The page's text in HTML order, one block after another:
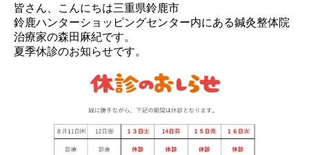
皆さん、こんにちは三重県鈴鹿市
鈴鹿ハンターショッピングセンター内にある鍼灸整体院
治療家の森田麻紀です。​​​​
夏季休診のお知らせです。